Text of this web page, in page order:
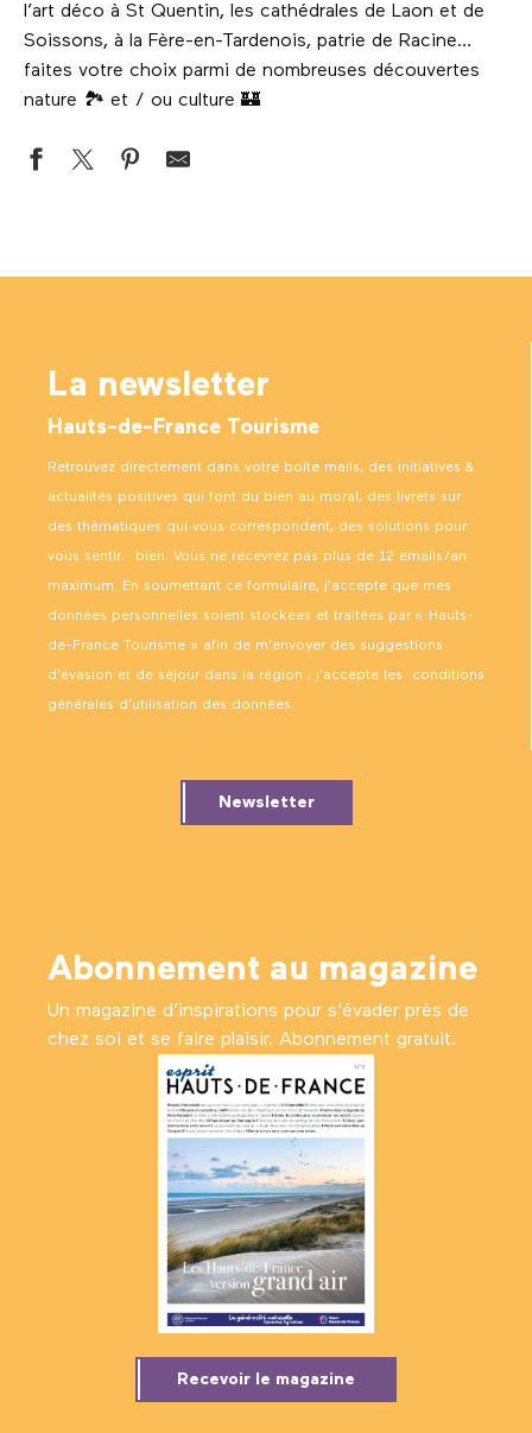
l’art déco à St Quentin, les cathédrales de Laon et de
Soissons, à la Fère-en-Tardenois, patrie de Racine…
faites votre choix parmi de nombreuses découvertes
nature 🏞 et / ou culture 🏰
Nécropole nationale française de prisonniers d’Effry
La newsletter
Hauts-de-France Tourisme
Retrouvez directement dans votre boîte mails, des initiatives &
actualités positives qui font du bien au moral, des livrets sur
des thématiques qui vous correspondent, des solutions pour
vous sentir… bien. Vous ne recevrez pas plus de 12 emails/an
maximum. En soumettant ce formulaire, j’accepte que mes
données personnelles soient stockées et traitées par « Hauts-
de-France Tourisme » afin de m’envoyer des suggestions
d’évasion et de séjour dans la région ; j’accepte les conditions
générales d’utilisation des données.
Newsletter
Abonnement au magazine
Un magazine d’inspirations pour s'évader près de
chez soi et se faire plaisir. Abonnement gratuit.
Recevoir le magazine